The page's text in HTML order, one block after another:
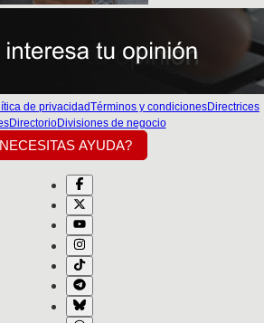
de privacidadTérminos y condicionesDirectrices
DirectorioDivisiones de negocio
AYUDA?